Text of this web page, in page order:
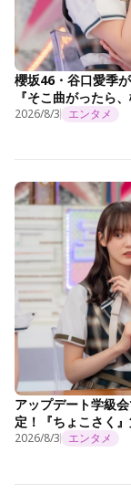
櫻坂46・谷口愛季
『そこ曲がったら
2026/8/3 エンタメ
アップデート学級
定！『ちょこさく
2026/8/3 エンタメ